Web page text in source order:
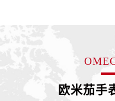
欧米茄手